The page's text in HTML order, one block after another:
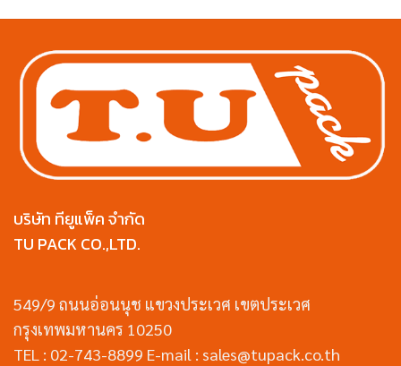
บริษัท ทียูแพ็ค จำกัด
TU PACK CO.,LTD.
549/9 ถนนอ่อนนุช แขวงประเวศ เขตประเวศ
กรุงเทพมหานคร 10250
TEL : 02-743-8899 E-mail : sales@tupack.co.th